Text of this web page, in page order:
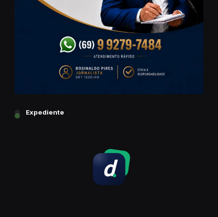
Expediente